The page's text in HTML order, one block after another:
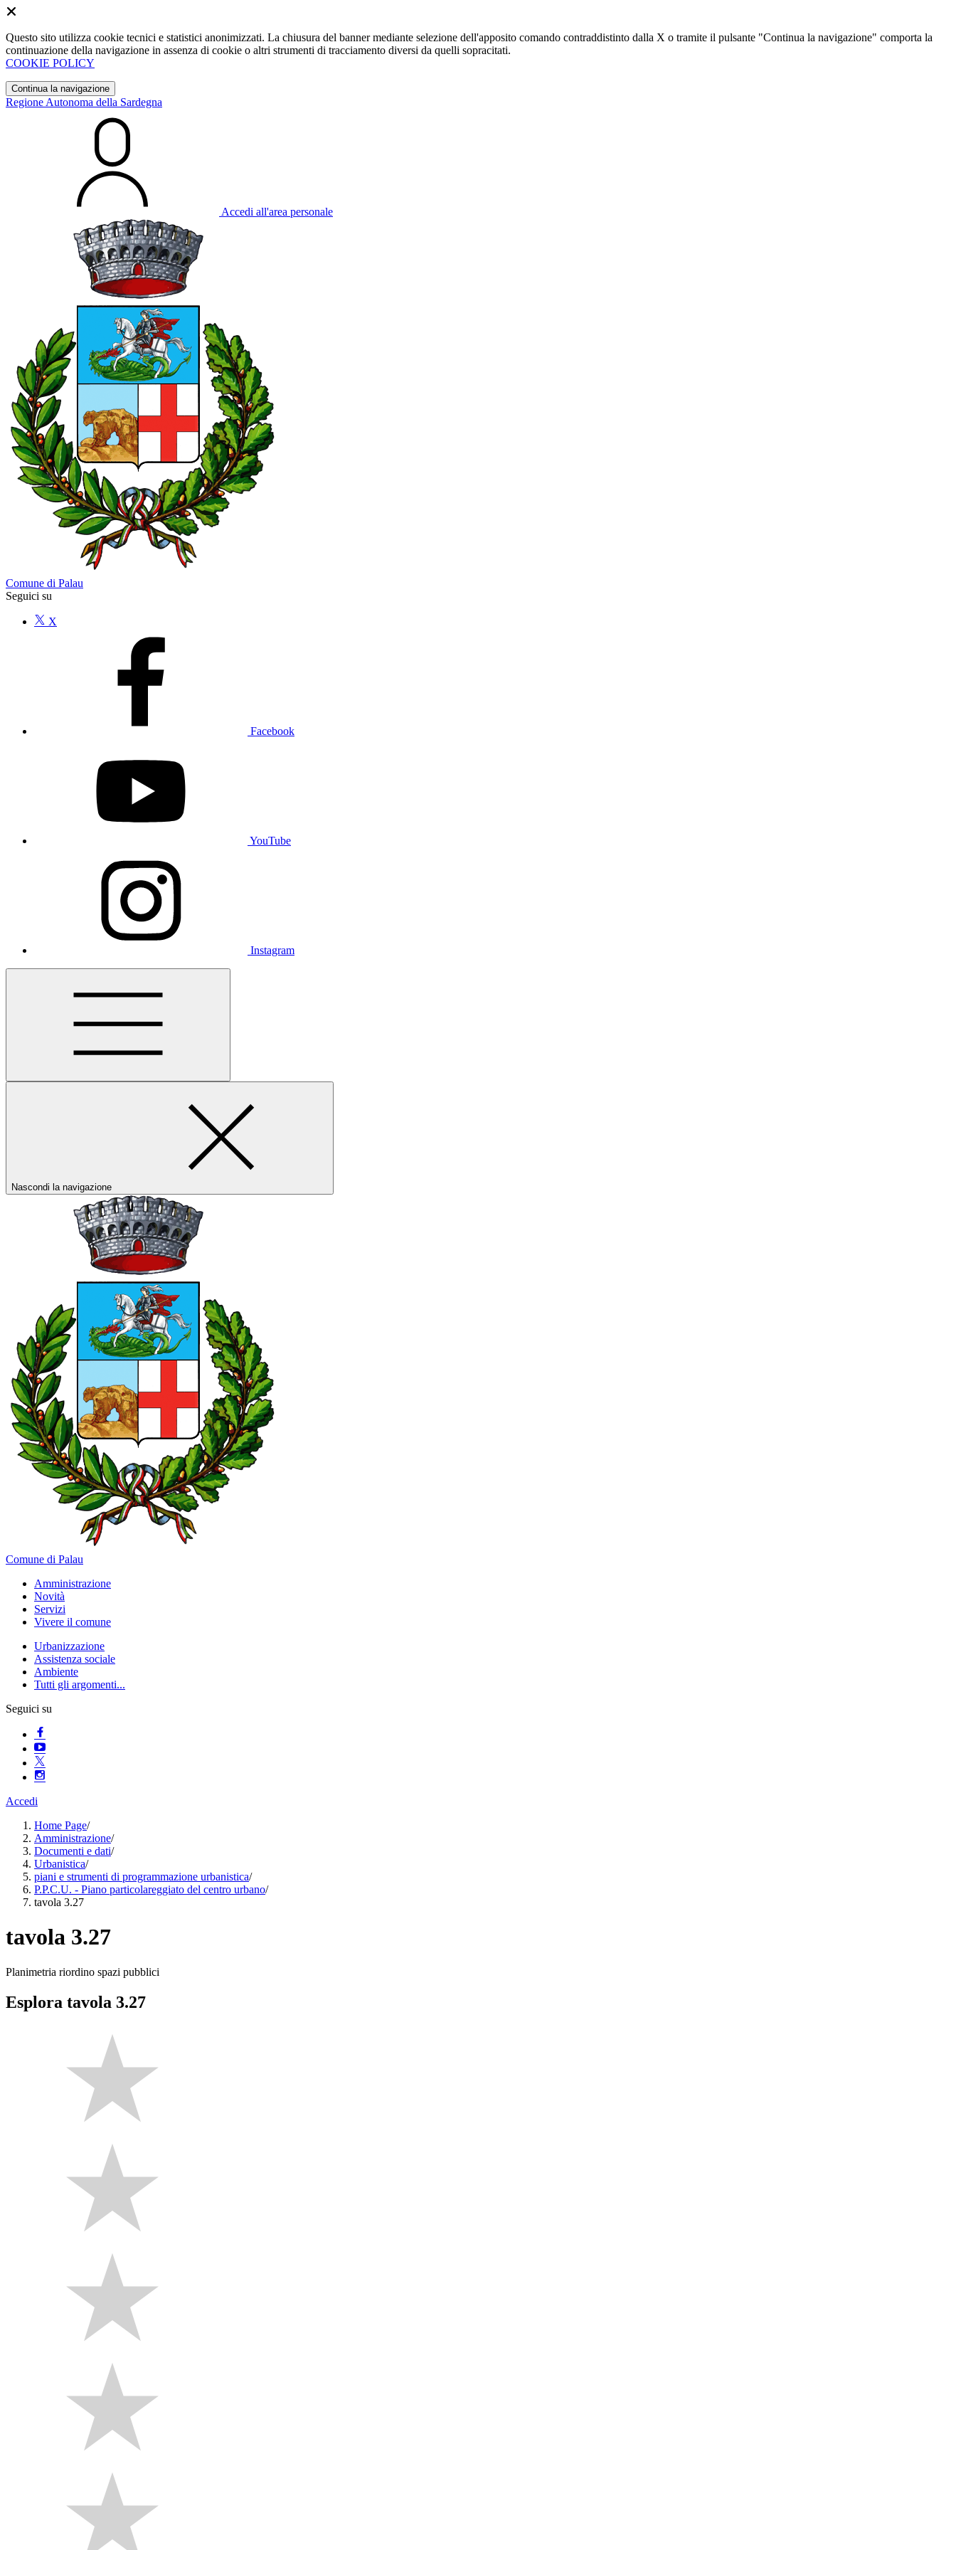
Questo sito utilizza cookie tecnici e statistici anonimizzati. La chiusura del banner mediante selezione dell'apposito comando contraddistinto dalla X o tramite il pulsante "Continua la navigazione" comporta la
continuazione della navigazione in assenza di cookie o altri strumenti di tracciamento diversi da quelli sopracitati.
COOKIE POLICY
Continua la navigazione
Regione Autonoma della Sardegna
Accedi all'area personale
Comune di Palau
Seguici su
X
Facebook
YouTube
Instagram
Nascondi la navigazione
Comune di Palau
Amministrazione
Novità
Servizi
Vivere il comune
Urbanizzazione
Assistenza sociale
Ambiente
Tutti gli argomenti...
Seguici su
Accedi
Home Page/
Amministrazione/
Documenti e dati/
Urbanistica/
piani e strumenti di programmazione urbanistica/
P.P.C.U. - Piano particolareggiato del centro urbano/
tavola 3.27
tavola 3.27
Planimetria riordino spazi pubblici
Esplora tavola 3.27